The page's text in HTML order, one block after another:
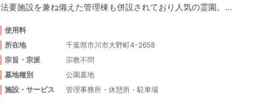
法要施設を兼ね備えた管理棟も併設されており人気の霊園。...
使用料
所在地
千葉県市川市大野町4-2658
宗旨・宗派
宗教不問
墓地種別
公園墓地
施設・サービス
管理事務所 ・休憩所 ・駐車場